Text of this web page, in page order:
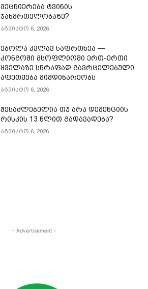
მეცნიერება ტვინის
ჯანმრთელობაზე?
აგვისტო 6, 2026
ებოლა კვლავ საფრთხეა —
კონგოში მსოფლიოში ერთ-ერთი
ყველაზე სწრაფად გავრცელებული
აფეთქება მიმდინარეობს
აგვისტო 6, 2026
შესაძლებელია თუ არა დემენციის
რისკის 13 წლით გადავადება?
აგვისტო 6, 2026
- Advertisement -